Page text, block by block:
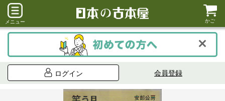
メニュー かご
ログイン 会員登録